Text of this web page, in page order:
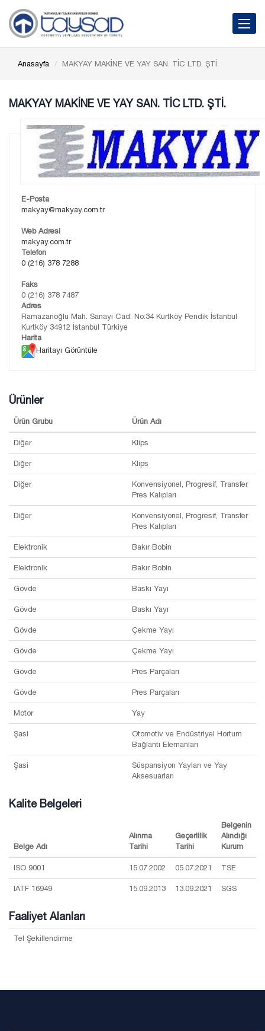
Toggle
Anasayfa MAKYAY MAKİNE VE YAY SAN. TİC LTD. ŞTİ.
MAKYAY MAKİNE VE YAY SAN. TİC LTD. ŞTİ.
E-Posta
makyay@makyay.com.tr
Web Adresi
makyay.com.tr
Telefon
0 (216) 378 7288
Faks
0 (216) 378 7487
Adres
Ramazanoğlu Mah. Sanayi Cad. No:34 Kurtköy Pendik İstanbul
Kurtköy 34912 İstanbul Türkiye
Harita
Haritayı Görüntüle
Ürünler
Ürün Grubu Ürün Adı
Diğer Klips
Diğer Klips
Diğer
Konvensiyonel, Progresif, Transfer
Pres Kalıpları
Diğer
Konvensiyonel, Progresif, Transfer
Pres Kalıpları
Elektronik Bakır Bobin
Elektronik Bakır Bobin
Gövde Baskı Yayı
Gövde Baskı Yayı
Gövde Çekme Yayı
Gövde Çekme Yayı
Gövde Pres Parçaları
Gövde Pres Parçaları
Motor Yay
Şasi
Otomotiv ve Endüstriyel Hortum
Bağlantı Elemanları
Şasi
Süspansiyon Yayları ve Yay
Aksesuarları
Kalite Belgeleri
Belge Adı
Alınma
Tarihi
Geçerlilik
Tarihi
Belgenin
Alındığı
Kurum
ISO 9001 15.07.2002 05.07.2021 TSE
IATF 16949 15.09.2013 13.09.2021 SGS
Faaliyet Alanları
Tel Şekillendirme